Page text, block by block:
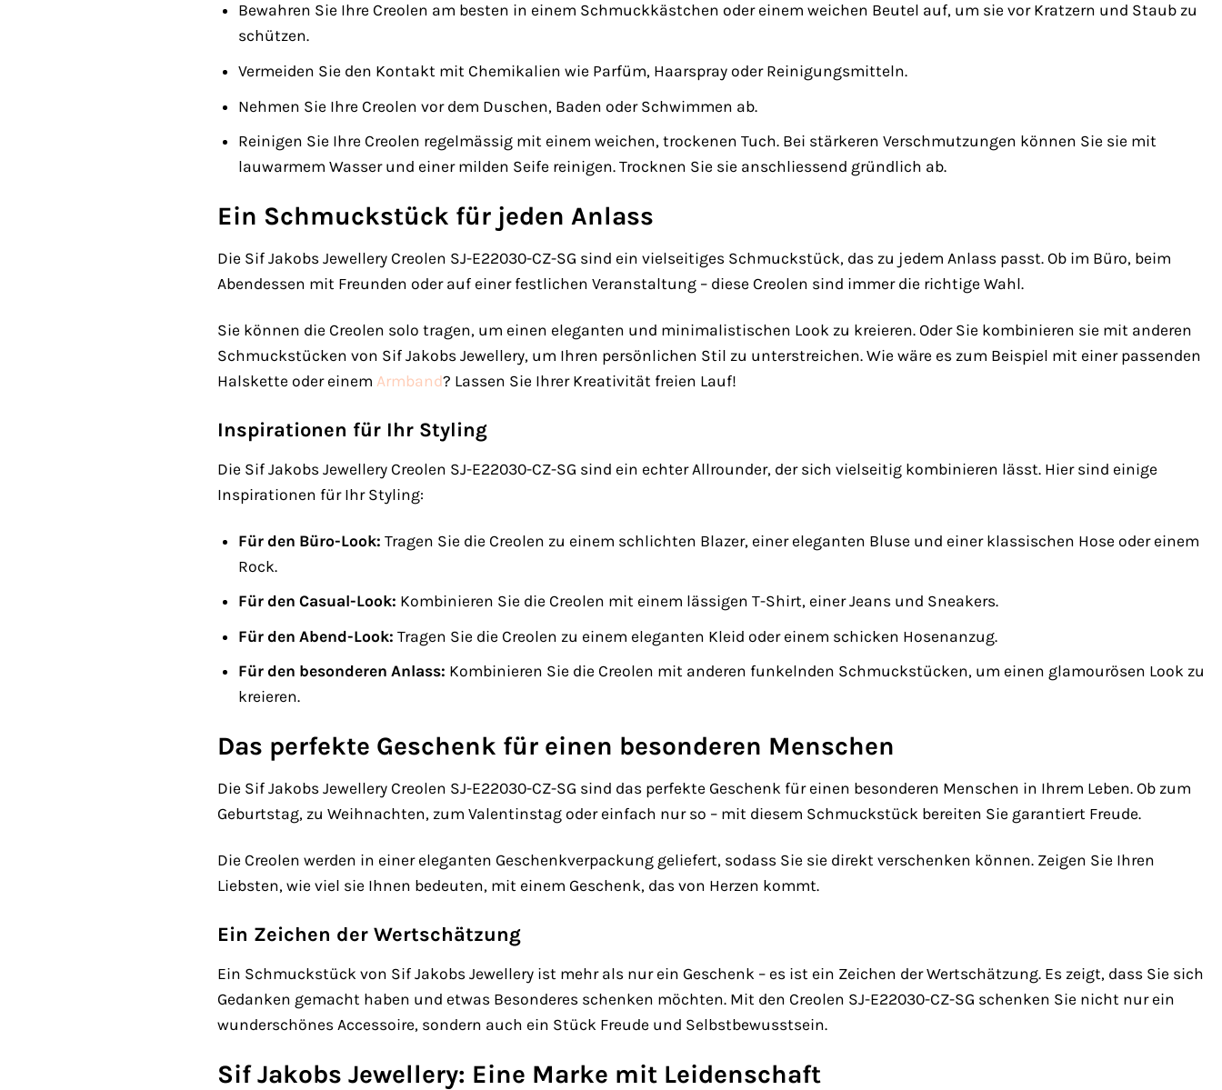
Bewahren Sie Ihre Creolen am besten in einem Schmuckkästchen oder einem weichen Beutel auf, um sie vor Kratzern und Staub zu
schützen.
Vermeiden Sie den Kontakt mit Chemikalien wie Parfüm, Haarspray oder Reinigungsmitteln.
Nehmen Sie Ihre Creolen vor dem Duschen, Baden oder Schwimmen ab.
Reinigen Sie Ihre Creolen regelmässig mit einem weichen, trockenen Tuch. Bei stärkeren Verschmutzungen können Sie sie mit
lauwarmem Wasser und einer milden Seife reinigen. Trocknen Sie sie anschliessend gründlich ab.
Ein Schmuckstück für jeden Anlass
Die Sif Jakobs Jewellery Creolen SJ-E22030-CZ-SG sind ein vielseitiges Schmuckstück, das zu jedem Anlass passt. Ob im Büro, beim
Abendessen mit Freunden oder auf einer festlichen Veranstaltung – diese Creolen sind immer die richtige Wahl.
Sie können die Creolen solo tragen, um einen eleganten und minimalistischen Look zu kreieren. Oder Sie kombinieren sie mit anderen
Schmuckstücken von Sif Jakobs Jewellery, um Ihren persönlichen Stil zu unterstreichen. Wie wäre es zum Beispiel mit einer passenden
Halskette oder einem Armband? Lassen Sie Ihrer Kreativität freien Lauf!
Inspirationen für Ihr Styling
Die Sif Jakobs Jewellery Creolen SJ-E22030-CZ-SG sind ein echter Allrounder, der sich vielseitig kombinieren lässt. Hier sind einige
Inspirationen für Ihr Styling:
Für den Büro-Look: Tragen Sie die Creolen zu einem schlichten Blazer, einer eleganten Bluse und einer klassischen Hose oder einem
Rock.
Für den Casual-Look: Kombinieren Sie die Creolen mit einem lässigen T-Shirt, einer Jeans und Sneakers.
Für den Abend-Look: Tragen Sie die Creolen zu einem eleganten Kleid oder einem schicken Hosenanzug.
Für den besonderen Anlass: Kombinieren Sie die Creolen mit anderen funkelnden Schmuckstücken, um einen glamourösen Look zu
kreieren.
Das perfekte Geschenk für einen besonderen Menschen
Die Sif Jakobs Jewellery Creolen SJ-E22030-CZ-SG sind das perfekte Geschenk für einen besonderen Menschen in Ihrem Leben. Ob zum
Geburtstag, zu Weihnachten, zum Valentinstag oder einfach nur so – mit diesem Schmuckstück bereiten Sie garantiert Freude.
Die Creolen werden in einer eleganten Geschenkverpackung geliefert, sodass Sie sie direkt verschenken können. Zeigen Sie Ihren
Liebsten, wie viel sie Ihnen bedeuten, mit einem Geschenk, das von Herzen kommt.
Ein Zeichen der Wertschätzung
Ein Schmuckstück von Sif Jakobs Jewellery ist mehr als nur ein Geschenk – es ist ein Zeichen der Wertschätzung. Es zeigt, dass Sie sich
Gedanken gemacht haben und etwas Besonderes schenken möchten. Mit den Creolen SJ-E22030-CZ-SG schenken Sie nicht nur ein
wunderschönes Accessoire, sondern auch ein Stück Freude und Selbstbewusstsein.
Sif Jakobs Jewellery: Eine Marke mit Leidenschaft